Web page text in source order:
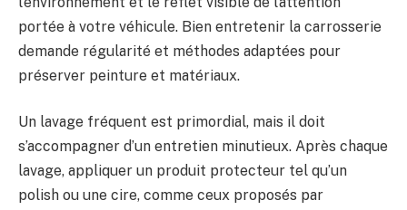
portée à votre véhicule. Bien entretenir la carrosserie
demande régularité et méthodes adaptées pour
préserver peinture et matériaux.
Un lavage fréquent est primordial, mais il doit
s’accompagner d’un entretien minutieux. Après chaque
lavage, appliquer un produit protecteur tel qu’un
polish ou une cire, comme ceux proposés par